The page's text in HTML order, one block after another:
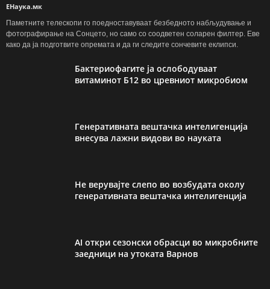
ЕНаука.мк
Паметните телескопи го поедноставуваат безбедното набљудување и
фотографирање на Сонцето, но само со соодветен соларен филтер. Еве
како да ја подготвите опремата и да ги следите сончевите еклипси.
Бактериофагите ја ослободуваат
витаминот Б12 во цревниот микробиом
Генеративната вештачка интелигенција
внесува лажни видови во науката
Не верувајте слепо во возбудата околу
генеративната вештачка интелигенција
AI откри сезонски обрасци во микробните
заедници на утоката Варнов